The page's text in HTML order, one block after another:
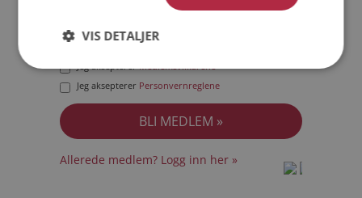
Jeg akseptererMedlemsvilkårene
Jeg aksepterer Personvernreglene
Allerede medlem? Logg inn her »
VIS DETALJER